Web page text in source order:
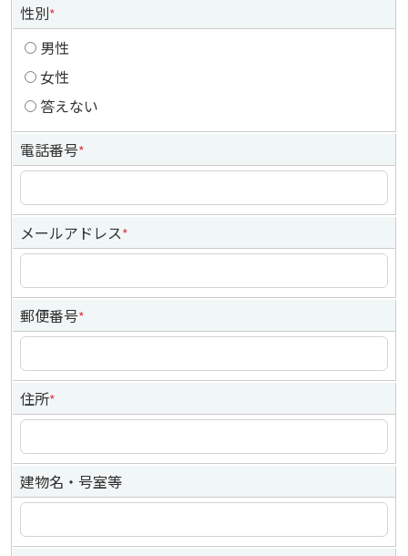
性別*
男性
女性
答えない
電話番号*
メールアドレス*
郵便番号*
住所*
建物名・号室等